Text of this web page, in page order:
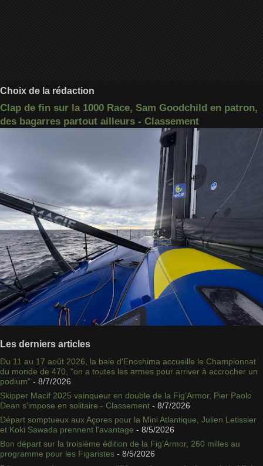
Choix de la rédaction
Clap de fin sur la 1000 Race, Sam Goodchild en patron,
des bagarres partout ailleurs - Classement
Les derniers articles
Du 11 au 17 août 2026, la baie d'Enoshima accueille le Championnat
du monde de 470, "on a toutes les armes pour arriver à accrocher un
podium" - 8/7/2026
Skipper Macif 2025 vainqueur en double de la Fig’Armor, Pier Paolo
Dean s'impose en solitaire - Classement - 8/7/2026
Départ somptueux aux Açores pour la Mini Atlantique, Julien Letissier
et Koki Sawada prennent l'avantage - 8/5/2026
Bon départ sur la troisième édition de la Fig’Armor, 260 milles au
programme pour les Figaristes - 8/5/2026